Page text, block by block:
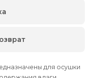
для осушки